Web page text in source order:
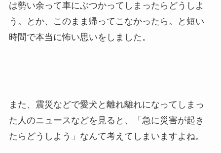
は勢い余って車にぶつかってしまったらどうしよ
う。とか、このまま帰ってこなかったら。と短い
時間で本当に怖い思いをしました。
また、震災などで愛犬と離れ離れになってしまっ
た人のニュースなどを見ると、「急に災害が起き
たらどうしよう」なんて考えてしまいますよね。